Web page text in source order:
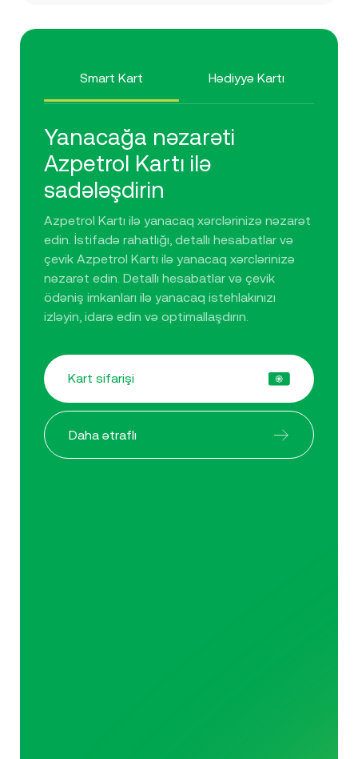
Smart Kart Hədiyyə Kartı
Yanacağa nəzarəti
Azpetrol Kartı ilə
sadələşdirin
Azpetrol Kartı ilə yanacaq xərclərinizə nəzarət
edin. İstifadə rahatlığı, detallı hesabatlar və
çevik Azpetrol Kartı ilə yanacaq xərclərinizə
nəzarət edin. Detallı hesabatlar və çevik
ödəniş imkanları ilə yanacaq istehlakınızı
izləyin, idarə edin və optimallaşdırın.
Kart sifarişi
Daha ətraflı